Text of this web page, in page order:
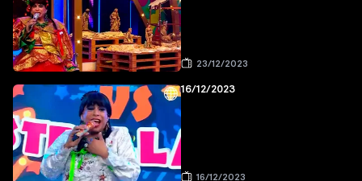
23/12/2023
16/12/2023
16/12/2023